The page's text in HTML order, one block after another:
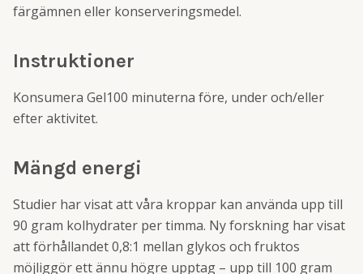
färgämnen eller konserveringsmedel.
Instruktioner
Konsumera Gel100 minuterna före, under och/eller
efter aktivitet.
Mängd energi
Studier har visat att våra kroppar kan använda upp till
90 gram kolhydrater per timma. Ny forskning har visat
att förhållandet 0,8:1 mellan glykos och fruktos
möjliggör ett ännu högre upptag – upp till 100 gram